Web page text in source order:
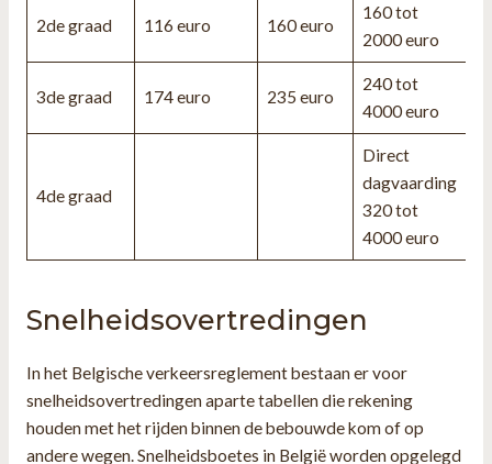
2de graad 116 euro 160 euro
160 tot
2000 euro
3de graad 174 euro 235 euro
240 tot
4000 euro
4de graad
Direct
dagvaarding
320 tot
4000 euro
Snelheidsovertredingen
In het Belgische verkeersreglement bestaan er voor
snelheidsovertredingen aparte tabellen die rekening
houden met het rijden binnen de bebouwde kom of op
andere wegen. Snelheidsboetes in België worden opgelegd